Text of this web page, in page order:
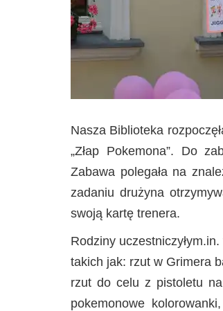
Nasza Biblioteka
„Złap Pokemona”. Do
Zabawa polegała na
zadaniu drużyna
swoją kartę trenera.
Rodziny
takich jak: rzut w Grimera
rzut do celu z pistoletu
pokemonowe